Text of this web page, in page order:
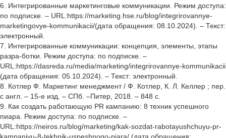
6. Интегрированные маркетинговые коммуникации. Режим доступа:
по подписке. – URL:https://marketing.hse.ru/blog/integrirovannye-
marketingovye-kommunikacii/(дата обращения: 08.10.2024). – Текст:
электронный.
7. Интегрированные коммуникации: концепция, элементы, этапы
разра-ботки. Режим доступа: по подписке. –
URL:https://dasreda.ru/media/marketing/integrirovannye-kommunikacii
(дата обращения: 05.10.2024). – Текст: электронный.
8. Котлер Ф. Маркетинг менеджмент / Ф. Котлер, К. Л. Келлер ; пер.
с англ. – 15-е изд. – СПб. –Питер, 2018. – 848 с.
9. Как создать работающую PR кампанию: 8 техник успешного
пиара. Режим доступа: по подписке. –
URL:https://neiros.ru/blog/marketing/kak-sozdat-rabotayushchuyu-pr-